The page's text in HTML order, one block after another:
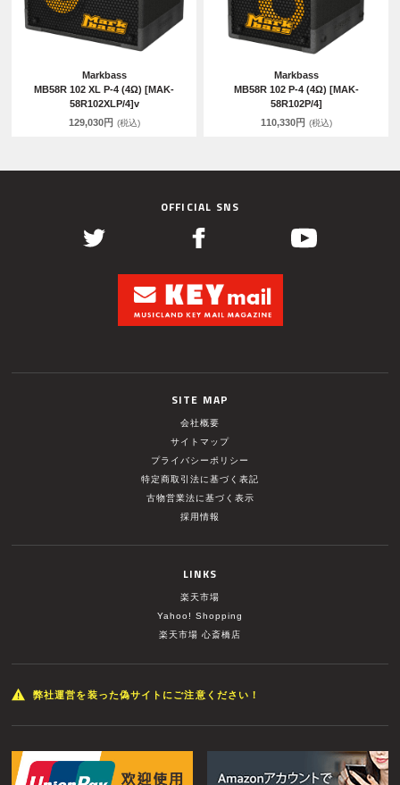
Markbass
MB58R 102 XL P-4 (4Ω) [MAK-
58R102XLP/4]v
129,030円 (税込)
Markbass
MB58R 102 P-4 (4Ω) [MAK-
58R102P/4]
110,330円 (税込)
OFFICIAL SNS
SITE MAP
会社概要
サイトマップ
プライバシーポリシー
特定商取引法に基づく表記
古物営業法に基づく表示
採用情報
LINKS
楽天市場
Yahoo! Shopping
楽天市場 心斎橋店
弊社運営を装った偽サイトにご注意ください！